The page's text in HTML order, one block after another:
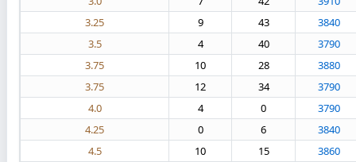
3.25
9 43
3840
3.5
4 40
3790
3.75
10 28
3880
3.75
12 34
3790
4.0
4 0
3790
4.25
0 6
3840
4.5
10 15
3860